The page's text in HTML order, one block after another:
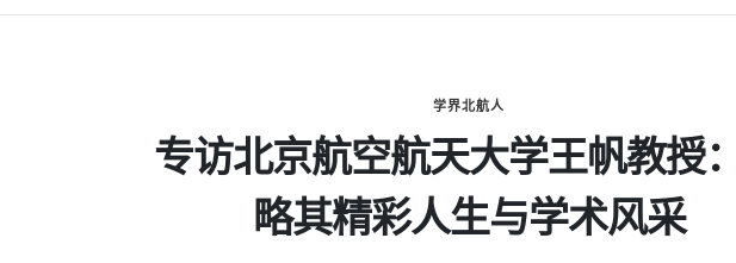
学界北航人
专访北京航空航天大学王帆教授
略其精彩人生与学术风采